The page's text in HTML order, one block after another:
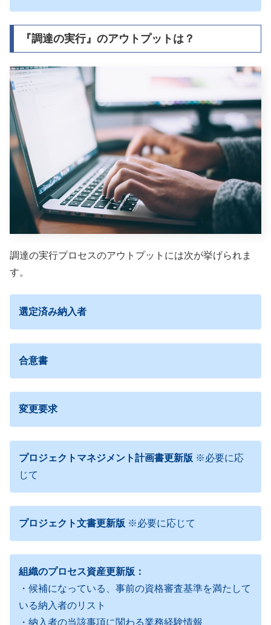
『調達の実行』のアウトプットは？
調達の実行プロセスのアウトプットには次が挙げられま
す。
選定済み納入者
合意書
変更要求
プロジェクトマネジメント計画書更新版 ※必要に応
じて
プロジェクト文書更新版 ※必要に応じて
組織のプロセス資産更新版：
・候補になっている、事前の資格審査基準を満たして
いる納入者のリスト
・納入者の当該事項に関わる業務経験情報